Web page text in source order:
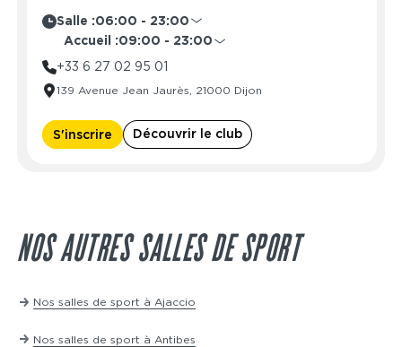
Salle :06:00 - 23:00
Lundi
06:00 - 23:00
Mardi
06:00 - 23:00
Jeudi
06:00 - 23:00
Samedi
06:00 - 23:00
Dimanche 06:00 - 23:00
Accueil :09:00 - 23:00
Lundi
Mercredi
09:00 - 23:00
Vendredi
09:00 - 23:00
Samedi
09:00 - 23:00
+33 6 27 02 95 01
139 Avenue Jean Jaurès, 21000 Dijon
S'inscrire Découvrir le club
NOS AUTRES SALLES DE SPORT
Nos salles de sport à Ajaccio
Nos salles de sport à Antibes